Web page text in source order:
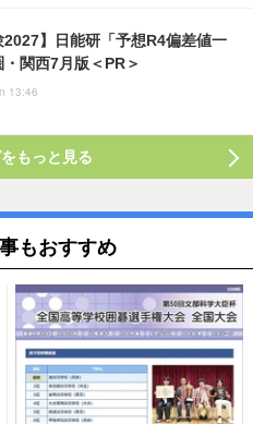
2027】日能研「予想R4偏差値一
関西7月版＜PR＞
13:46
もっと見る
もおすすめ